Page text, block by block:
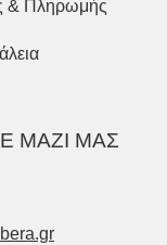
& Πληρωμής
ΜΑΖΙ ΜΑΣ